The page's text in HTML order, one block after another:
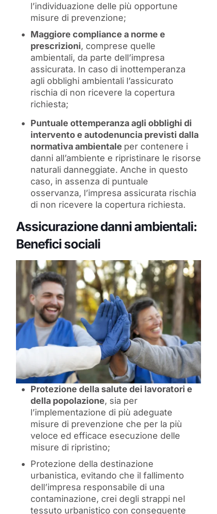
l’individuazione delle più opportune
misure di prevenzione;
Maggiore compliance a norme e
prescrizioni, comprese quelle
ambientali, da parte dell’impresa
assicurata. In caso di inottemperanza
agli obblighi ambientali l’assicurato
rischia di non ricevere la copertura
richiesta;
Puntuale ottemperanza agli obblighi di
intervento e autodenuncia previsti dalla
normativa ambientale per contenere i
danni all’ambiente e ripristinare le risorse
naturali danneggiate. Anche in questo
caso, in assenza di puntuale
osservanza, l’impresa assicurata rischia
di non ricevere la copertura richiesta.
Assicurazione danni ambientali:
Benefici sociali
Protezione della salute dei lavoratori e
della popolazione, sia per
l’implementazione di più adeguate
misure di prevenzione che per la più
veloce ed efficace esecuzione delle
misure di ripristino;
Protezione della destinazione
urbanistica, evitando che il fallimento
dell’impresa responsabile di una
contaminazione, crei degli strappi nel
tessuto urbanistico con conseguente